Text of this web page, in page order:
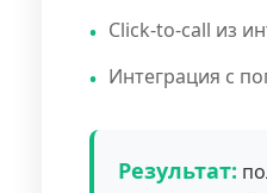
Click-to-call из
Интеграция с
Результат: